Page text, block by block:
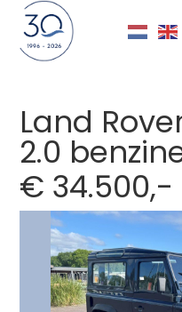
Land
2.0
€ 34.500,-